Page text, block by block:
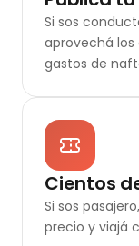
Si sos
aprovechá
gastos de
Cientos
Si sos
precio y viajá